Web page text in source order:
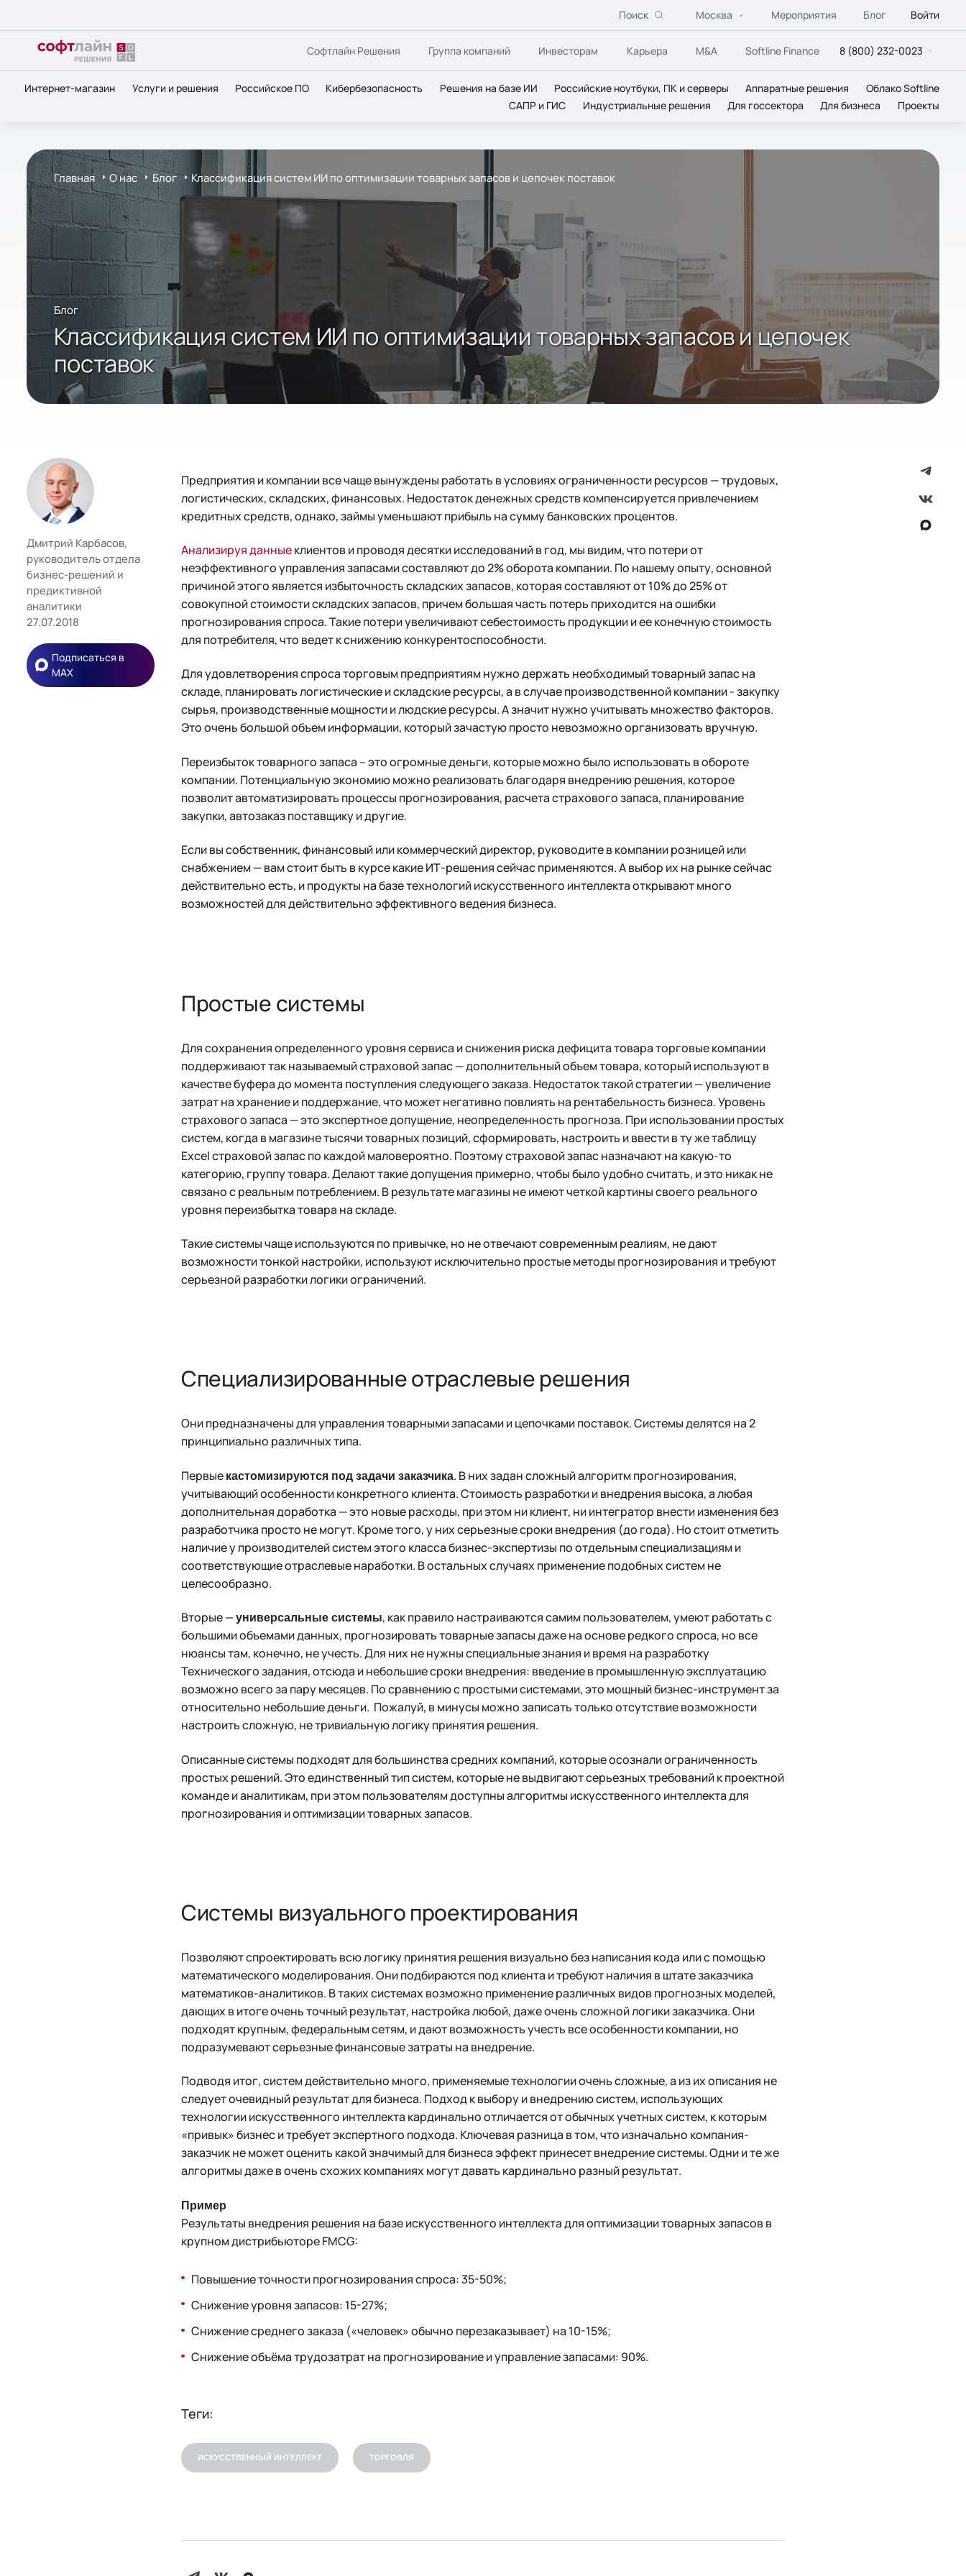
Поиск Москва Мероприятия Блог Войти
Софтлайн Решения Группа компаний Инвесторам Карьера M&A Softline Finance 8 (800) 232-0023
Интернет-магазин Услуги и решения Российское ПО Кибербезопасность Решения на базе ИИ Российские ноутбуки, ПК и серверы Аппаратные решения
Облако Softline
САПР и ГИС
Индустриальные решения Для госсектора Для бизнеса Проекты
Главная О нас Блог Классификация систем ИИ по оптимизации товарных запасов и цепочек поставок
Блог
Классификация систем ИИ по оптимизации товарных запасов и цепочек
поставок
Дмитрий Карбасов,
руководитель отдела
бизнес-решений и
предиктивной
аналитики
27.07.2018
Подписаться в
MAX
Предприятия и компании все чаще вынуждены работать в условиях ограниченности ресурсов — трудовых,
логистических, складских, финансовых. Недостаток денежных средств компенсируется привлечением
кредитных средств, однако, займы уменьшают прибыль на сумму банковских процентов.
Анализируя данныеклиентов и проводя десятки исследований в год, мы видим, что потери от
неэффективного управления запасами составляют до 2% оборота компании. По нашему опыту, основной
причиной этого является избыточность складских запасов, которая составляют от 10% до 25% от
совокупной стоимости складских запасов, причем большая часть потерь приходится на ошибки
прогнозирования спроса. Такие потери увеличивают себестоимость продукции и ее конечную стоимость
для потребителя, что ведет к снижению конкурентоспособности.
Для удовлетворения спроса торговым предприятиям нужно держать необходимый товарный запас на
складе, планировать логистические и складские ресурсы, а в случае производственной компании - закупку
сырья, производственные мощности и людские ресурсы. А значит нужно учитывать множество факторов.
Это очень большой объем информации, который зачастую просто невозможно организовать вручную.
Переизбыток товарного запаса – это огромные деньги, которые можно было использовать в обороте
компании. Потенциальную экономию можно реализовать благодаря внедрению решения, которое
позволит автоматизировать процессы прогнозирования, расчета страхового запаса, планирование
закупки, автозаказ поставщику и другие.
Если вы собственник, финансовый или коммерческий директор, руководите в компании розницей или
снабжением — вам стоит быть в курсе какие ИТ-решения сейчас применяются. А выбор их на рынке сейчас
действительно есть, и продукты на базе технологий искусственного интеллекта открывают много
возможностей для действительно эффективного ведения бизнеса.
Простые системы
Для сохранения определенного уровня сервиса и снижения риска дефицита товара торговые компании
поддерживают так называемый страховой запас — дополнительный объем товара, который используют в
качестве буфера до момента поступления следующего заказа. Недостаток такой стратегии — увеличение
затрат на хранение и поддержание, что может негативно повлиять на рентабельность бизнеса. Уровень
страхового запаса — это экспертное допущение, неопределенность прогноза. При использовании простых
систем, когда в магазине тысячи товарных позиций, сформировать, настроить и ввести в ту же таблицу
Excel страховой запас по каждой маловероятно. Поэтому страховой запас назначают на какую-то
категорию, группу товара. Делают такие допущения примерно, чтобы было удобно считать, и это никак не
связано с реальным потреблением. В результате магазины не имеют четкой картины своего реального
уровня переизбытка товара на складе.
Такие системы чаще используются по привычке, но не отвечают современным реалиям, не дают
возможности тонкой настройки, используют исключительно простые методы прогнозирования и требуют
серьезной разработки логики ограничений.
Специализированные отраслевые решения
Они предназначены для управления товарными запасами и цепочками поставок. Системы делятся на 2
принципиально различных типа.
Первые кастомизируются под задачи заказчика. В них задан сложный алгоритм прогнозирования,
учитывающий особенности конкретного клиента. Стоимость разработки и внедрения высока, а любая
дополнительная доработка — это новые расходы, при этом ни клиент, ни интегратор внести изменения без
разработчика просто не могут. Кроме того, у них серьезные сроки внедрения (до года). Но стоит отметить
наличие у производителей систем этого класса бизнес-экспертизы по отдельным специализациям и
соответствующие отраслевые наработки. В остальных случаях применение подобных систем не
целесообразно.
Вторые —универсальные системы, как правило настраиваются самим пользователем, умеют работать с
большими объемами данных, прогнозировать товарные запасы даже на основе редкого спроса, но все
нюансы там, конечно, не учесть. Для них не нужны специальные знания и время на разработку
Технического задания, отсюда и небольшие сроки внедрения: введение в промышленную эксплуатацию
возможно всего за пару месяцев. По сравнению с простыми системами, это мощный бизнес-инструмент за
относительно небольшие деньги. Пожалуй, в минусы можно записать только отсутствие возможности
настроить сложную, не тривиальную логику принятия решения.
Описанные системы подходят для большинства средних компаний, которые осознали ограниченность
простых решений. Это единственный тип систем, которые не выдвигают серьезных требований к проектной
команде и аналитикам, при этом пользователям доступны алгоритмы искусственного интеллекта для
прогнозирования и оптимизации товарных запасов.
Системы визуального проектирования
Позволяют спроектировать всю логику принятия решения визуально без написания кода или с помощью
математического моделирования. Они подбираются под клиента и требуют наличия в штате заказчика
математиков-аналитиков. В таких системах возможно применение различных видов прогнозных моделей,
дающих в итоге очень точный результат, настройка любой, даже очень сложной логики заказчика. Они
подходят крупным, федеральным сетям, и дают возможность учесть все особенности компании, но
подразумевают серьезные финансовые затраты на внедрение.
Подводя итог, систем действительно много, применяемые технологии очень сложные, а из их описания не
следует очевидный результат для бизнеса. Подход к выбору и внедрению систем, использующих
технологии искусственного интеллекта кардинально отличается от обычных учетных систем, к которым
«привык» бизнес и требует экспертного подхода. Ключевая разница в том, что изначально компания-
заказчик не может оценить какой значимый для бизнеса эффект принесет внедрение системы. Одни и те же
алгоритмы даже в очень схожих компаниях могут давать кардинально разный результат.
Пример
Результаты внедрения решения на базе искусственного интеллекта для оптимизации товарных запасов в
крупном дистрибьюторе FMCG:
Повышение точности прогнозирования спроса: 35-50%;
Снижение уровня запасов: 15-27%;
Снижение среднего заказа («человек» обычно перезаказывает) на 10-15%;
Снижение объёма трудозатрат на прогнозирование и управление запасами: 90%.
Теги:
ИСКУССТВЕННЫЙ ИНТЕЛЛЕКТ ТОРГОВЛЯ